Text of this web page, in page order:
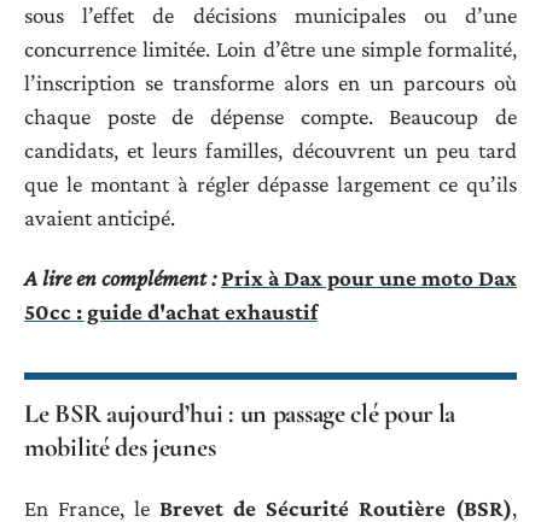
sous l’effet de décisions municipales ou d’une
concurrence limitée. Loin d’être une simple formalité,
l’inscription se transforme alors en un parcours où
chaque poste de dépense compte. Beaucoup de
candidats, et leurs familles, découvrent un peu tard
que le montant à régler dépasse largement ce qu’ils
avaient anticipé.
A lire en complément :Prix à Dax pour une moto Dax
50cc : guide d'achat exhaustif
Le BSR aujourd’hui : un passage clé pour la
mobilité des jeunes
En France, le Brevet de Sécurité Routière (BSR),